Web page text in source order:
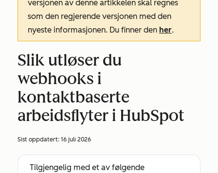
versjonen av denne artikkelen skal regnes
som den regjerende versjonen med den
nyeste informasjonen. Du finner den her.
Slik utløser du
webhooks i
kontaktbaserte
arbeidsflyter i HubSpot
Sist oppdatert: 16 juli 2026
Tilgjengelig med et av følgende